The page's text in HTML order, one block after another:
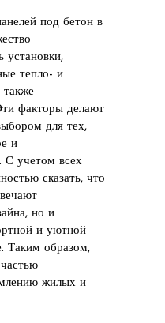
под бетон в
установки,
тепло- и
также
факторы делают
для тех,
и
С учетом всех
сказать, что
но и
и уютной
Таким образом,
жилых и